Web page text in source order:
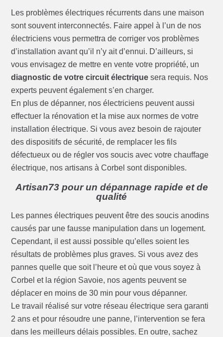
Les problèmes électriques récurrents dans une maison
sont souvent interconnectés. Faire appel à l’un de nos
électriciens vous permettra de corriger vos problèmes
d’installation avant qu’il n’y ait d’ennui. D’ailleurs, si
vous envisagez de mettre en vente votre propriété, un
diagnostic de votre circuit électrique sera requis. Nos
experts peuvent également s’en charger.
En plus de dépanner, nos électriciens peuvent aussi
effectuer la rénovation et la mise aux normes de votre
installation électrique. Si vous avez besoin de rajouter
des dispositifs de sécurité, de remplacer les fils
défectueux ou de régler vos soucis avec votre chauffage
électrique, nos artisans à Corbel sont disponibles.
Artisan73 pour un dépannage rapide et de
qualité
Les pannes électriques peuvent être des soucis anodins
causés par une fausse manipulation dans un logement.
Cependant, il est aussi possible qu’elles soient les
résultats de problèmes plus graves. Si vous avez des
pannes quelle que soit l’heure et où que vous soyez à
Corbel et la région Savoie, nos agents peuvent se
déplacer en moins de 30 min pour vous dépanner.
Le travail réalisé sur votre réseau électrique sera garanti
2 ans et pour résoudre une panne, l’intervention se fera
dans les meilleurs délais possibles. En outre, sachez